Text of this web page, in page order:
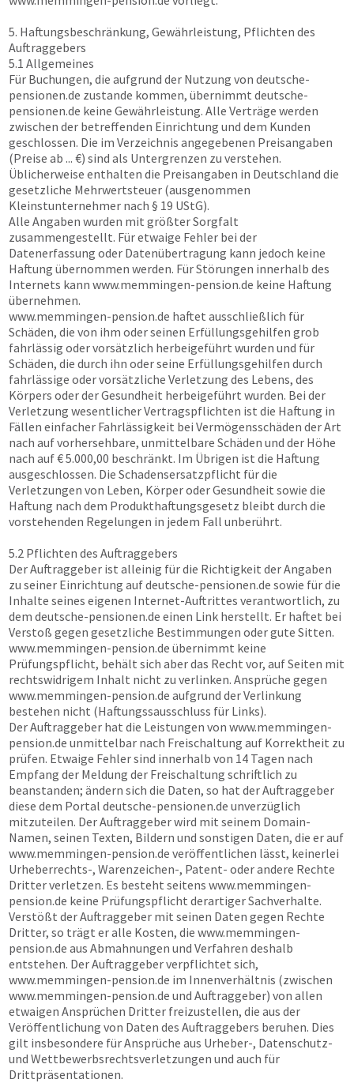
5. Haftungsbeschränkung, Gewährleistung, Pflichten des
Auftraggebers
5.1 Allgemeines
Für Buchungen, die aufgrund der Nutzung von deutsche-
pensionen.de zustande kommen, übernimmt deutsche-
pensionen.de keine Gewährleistung. Alle Verträge werden
zwischen der betreffenden Einrichtung und dem Kunden
geschlossen. Die im Verzeichnis angegebenen Preisangaben
(Preise ab ... €) sind als Untergrenzen zu verstehen.
Üblicherweise enthalten die Preisangaben in Deutschland die
gesetzliche Mehrwertsteuer (ausgenommen
Kleinstunternehmer nach § 19 UStG).
Alle Angaben wurden mit größter Sorgfalt
zusammengestellt. Für etwaige Fehler bei der
Datenerfassung oder Datenübertragung kann jedoch keine
Haftung übernommen werden. Für Störungen innerhalb des
Internets kann www.memmingen-pension.de keine Haftung
übernehmen.
www.memmingen-pension.de haftet ausschließlich für
Schäden, die von ihm oder seinen Erfüllungsgehilfen grob
fahrlässig oder vorsätzlich herbeigeführt wurden und für
Schäden, die durch ihn oder seine Erfüllungsgehilfen durch
fahrlässige oder vorsätzliche Verletzung des Lebens, des
Körpers oder der Gesundheit herbeigeführt wurden. Bei der
Verletzung wesentlicher Vertragspflichten ist die Haftung in
Fällen einfacher Fahrlässigkeit bei Vermögensschäden der Art
nach auf vorhersehbare, unmittelbare Schäden und der Höhe
nach auf € 5.000,00 beschränkt. Im Übrigen ist die Haftung
ausgeschlossen. Die Schadensersatzpflicht für die
Verletzungen von Leben, Körper oder Gesundheit sowie die
Haftung nach dem Produkthaftungsgesetz bleibt durch die
vorstehenden Regelungen in jedem Fall unberührt.
5.2 Pflichten des Auftraggebers
Der Auftraggeber ist alleinig für die Richtigkeit der Angaben
zu seiner Einrichtung aufdeutsche-pensionen.de sowie für die
Inhalte seines eigenen Internet-Auftrittes verantwortlich, zu
dem deutsche-pensionen.de einen Link herstellt. Er haftet bei
Verstoß gegen gesetzliche Bestimmungen oder gute Sitten.
www.memmingen-pension.de übernimmt keine
Prüfungspflicht, behält sich aber das Recht vor, auf Seiten mit
rechtswidrigem Inhalt nicht zu verlinken. Ansprüche gegen
www.memmingen-pension.de aufgrund der Verlinkung
bestehen nicht (Haftungssausschluss für Links).
Der Auftraggeber hat die Leistungen von www.memmingen-
pension.de unmittelbar nach Freischaltung auf Korrektheit zu
prüfen. Etwaige Fehler sind innerhalb von 14 Tagen nach
Empfang der Meldung der Freischaltung schriftlich zu
beanstanden; ändern sich die Daten, so hat der Auftraggeber
diese dem Portal deutsche-pensionen.de unverzüglich
mitzuteilen. Der Auftraggeber wird mit seinem Domain-
Namen, seinen Texten, Bildern und sonstigen Daten, die er auf
www.memmingen-pension.de veröffentlichen lässt, keinerlei
Urheberrechts-, Warenzeichen-, Patent- oder andere Rechte
Dritter verletzen. Es besteht seitens www.memmingen-
pension.de keine Prüfungspflicht derartiger Sachverhalte.
Verstößt der Auftraggeber mit seinen Daten gegen Rechte
Dritter, so trägt er alle Kosten, die www.memmingen-
pension.de aus Abmahnungen und Verfahren deshalb
entstehen. Der Auftraggeber verpflichtet sich,
www.memmingen-pension.de im Innenverhältnis (zwischen
www.memmingen-pension.de und Auftraggeber) von allen
etwaigen Ansprüchen Dritter freizustellen, die aus der
Veröffentlichung von Daten des Auftraggebers beruhen. Dies
gilt insbesondere für Ansprüche aus Urheber-, Datenschutz-
und Wettbewerbsrechtsverletzungen und auch für
Drittpräsentationen.